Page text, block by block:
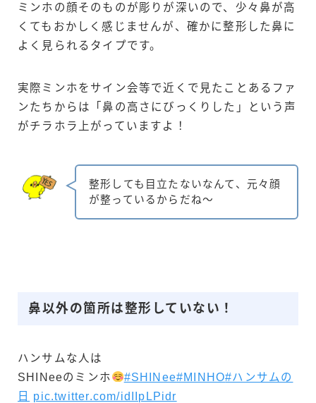
ミンホの顔そのものが彫りが深いので、少々鼻が高
くてもおかしく感じませんが、確かに整形した鼻に
よく見られるタイプです。
実際ミンホをサイン会等で近くで見たことあるファ
ンたちからは「鼻の高さにびっくりした」という声
がチラホラ上がっていますよ！
整形しても目立たないなんて、元々顔
が整っているからだね～
鼻以外の箇所は整形していない！
ハンサムな人は
SHINeeのミンホ
#SHINee#MINHO#ハンサムの
日
pic.twitter.com/idIIpLPidr